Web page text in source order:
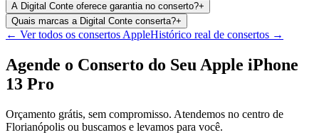
A Digital Conte oferece garantia no conserto?+
Quais marcas a Digital Conte conserta?+
← Ver todos os consertos AppleHistórico real de consertos →
Agende o Conserto do Seu Apple iPhone
13 Pro
Orçamento grátis, sem compromisso. Atendemos no centro de
Florianópolis ou buscamos e levamos para você.